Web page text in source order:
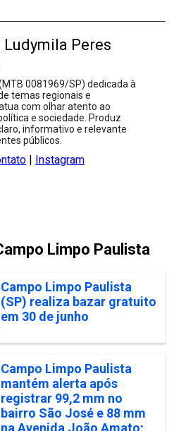
Ludymila Peres
0081969/SP) dedicada à
temas regionais e
com olhar atento ao
e sociedade. Produz
informativo e relevante
públicos.
| Instagram
Limpo Paulista
Campo Limpo Paulista
(SP) realiza bazar gratuito
em 30 de junho
Campo Limpo Paulista
mantém alerta após
registrar 99,2 mm no
bairro São José e 88 mm
na Avenida João Amato;